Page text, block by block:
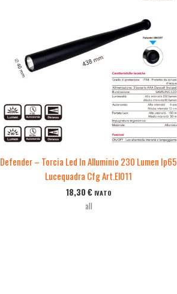
Defender – Torcia Led In Alluminio 230 Lumen Ip65
Lucequadra Cfg Art.El011
18,30 € IVATO
all